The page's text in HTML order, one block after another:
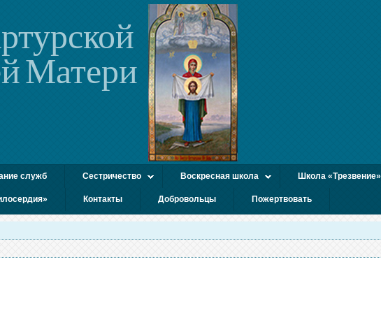
Матери
служб Сестричество Воскресная школа Школа «Трезвение»
Контакты Добровольцы Пожертвовать